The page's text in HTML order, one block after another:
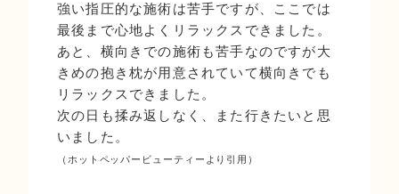
強い指圧的な施術は苦手ですが、ここでは
最後まで心地よくリラックスできました。
あと、横向きでの施術も苦手なのですが大
きめの抱き枕が用意されていて横向きでも
リラックスできました。
次の日も揉み返しなく、また行きたいと思
いました。
（ホットペッパービューティーより引用）